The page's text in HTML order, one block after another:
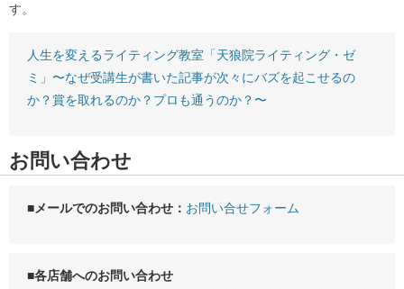
す。
人生を変えるライティング教室「天狼院ライティング・ゼ
ミ」〜なぜ受講生が書いた記事が次々にバズを起こせるの
か？賞を取れるのか？プロも通うのか？〜
お問い合わせ
■メールでのお問い合わせ： お問い合せフォーム
■各店舗へのお問い合わせ